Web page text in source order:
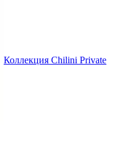
Коллекция Chilini Private